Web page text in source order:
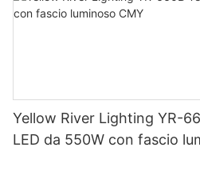
Yellow River Lighting YR-
LED da 550W con fascio